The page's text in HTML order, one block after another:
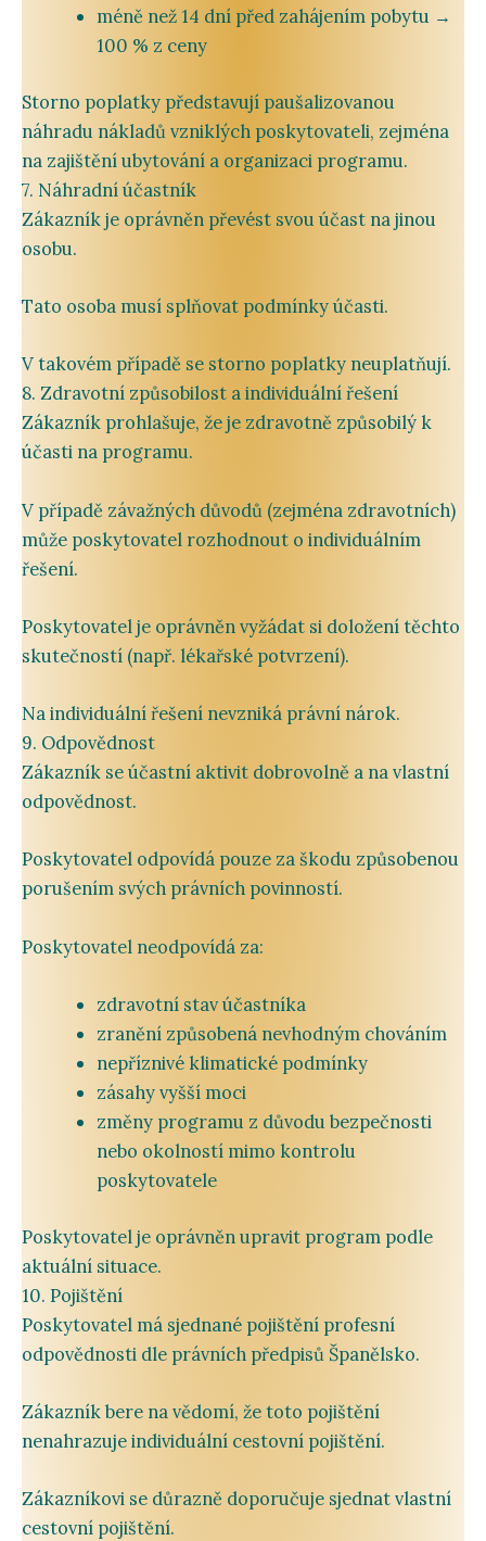
méně než14 dní před zahájením pobytu →
100 % z ceny
Storno poplatky představují paušalizovanou
náhradu nákladů vzniklých poskytovateli, zejména
na zajištění ubytování a organizaci programu.
7. Náhradní účastník
Zákazníkje oprávněn převést svou účast na jinou
osobu.
Tato osoba musí splňovat podmínkyúčasti.
Vtakovém případě se storno poplatky neuplatňují.
8. Zdravotní způsobilost aindividuálnířešení
Zákazník prohlašuje, žeje zdravotně způsobilý k
účasti na programu.
V případě závažných důvodů (zejména zdravotních)
může poskytovatel rozhodnout o individuálním
řešení.
Poskytovatel je oprávněn vyžádat si doložení těchto
skutečností (např. lékařské potvrzení).
Na individuální řešení nevzniká právní nárok.
9. Odpovědnost
Zákazník seúčastní aktivit dobrovolně a na vlastní
odpovědnost.
Poskytovatel odpovídá pouze zaškodu způsobenou
porušením svých právních povinností.
Poskytovatel neodpovídá za:
zdravotní stavúčastníka
zranění způsobená nevhodným chováním
nepříznivé klimatické podmínky
zásahyvyšší moci
změny programu z důvodubezpečnosti
nebo okolností mimo kontrolu
poskytovatele
Poskytovatel je oprávněn upravit program podle
aktuální situace.
10. Pojištění
Poskytovatel má sjednané pojištění profesní
odpovědnosti dle právních předpisů Španělsko.
Zákazníkbere na vědomí, žetoto pojištění
nenahrazujeindividuální cestovní pojištění.
Zákazníkovi se důrazně doporučuje sjednatvlastní
cestovní pojištění.